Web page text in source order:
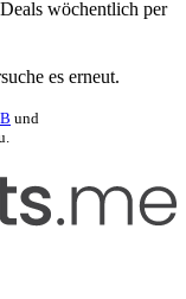
wöchentlich per
es erneut.
und